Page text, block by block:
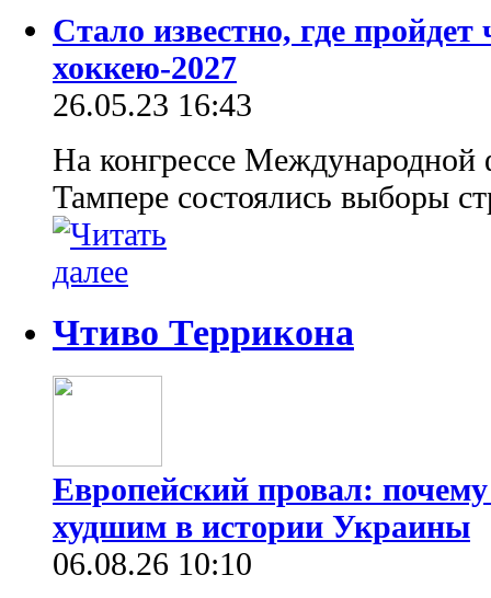
Стало известно, где
хоккею-2027
26.05.23 16:43
На конгрессе Международной
Тампере состоялись выборы
Чтиво Террикона
Европейский провал:
худшим в истории Украины
06.08.26 10:10